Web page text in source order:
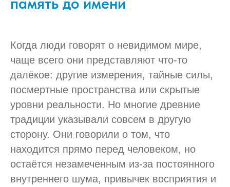
Когда люди говорят о невидимом мире,
чаще всего они представляют что-то
далёкое: другие измерения, тайные силы,
посмертные пространства или скрытые
уровни реальности. Но многие древние
традиции указывали совсем в другую
сторону. Они говорили о том, что
находится прямо перед человеком, но
остаётся незамеченным из-за постоянного
внутреннего шума, привычек восприятия и